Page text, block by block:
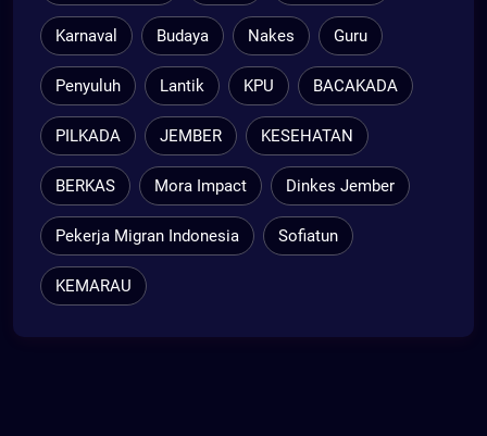
Karnaval Budaya Nakes Guru
Penyuluh Lantik KPU BACAKADA
PILKADA JEMBER KESEHATAN
BERKAS Mora Impact Dinkes Jember
Pekerja Migran Indonesia Sofiatun
KEMARAU